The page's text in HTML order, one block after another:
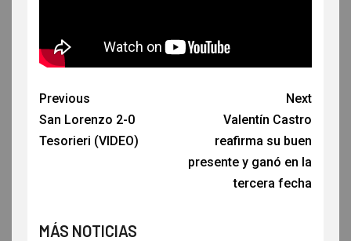
Previous
San Lorenzo 2-0
Tesorieri (VIDEO)
Next
Valentín Castro
reafirma su buen
presente y ganó en la
tercera fecha
MÁS NOTICIAS